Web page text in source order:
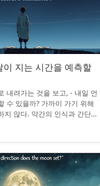
이 지는 시간을 예측할
내려가는 것을 보고, - 내일 언
수 있을까? 가까이 가기 위해
지 않다. 약간의 인식과 간단한
. 주요 통찰력: 오늘의 달 뜨는